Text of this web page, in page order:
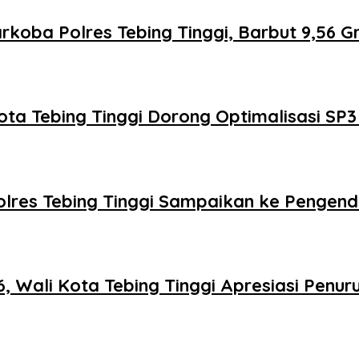
Polres Tebing Tinggi, Barbut 9,56
Tebing Tinggi Dorong Optimalisasi
Tebing Tinggi Sampaikan ke
Wali Kota Tebing Tinggi Apresiasi